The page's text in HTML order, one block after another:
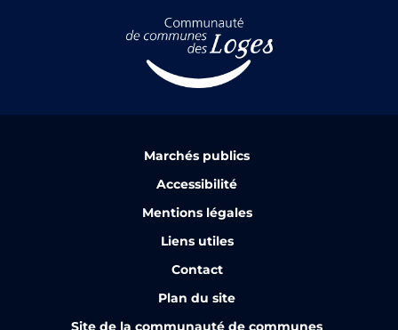
Marchés publics
Accessibilité
Mentions légales
Liens utiles
Contact
Plan du site
Site de la communauté de communes